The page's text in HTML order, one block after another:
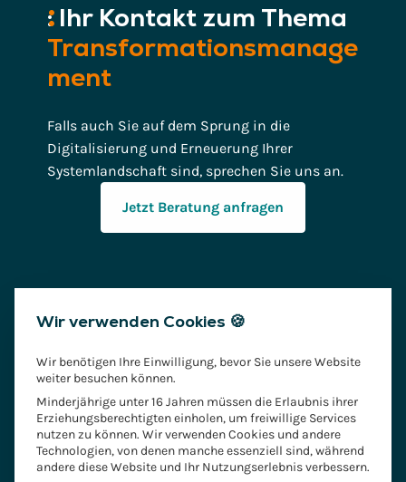
:IhrKontakt zum Thema
Transformationsmanage
ment
Falls auch Sie auf dem Sprung in die
Digitalisierung und Erneuerung Ihrer
Systemlandschaft sind, sprechen Sie uns an.
Jetzt Beratung anfragen
Wir verwenden Cookies 🍪
Wir benötigen Ihre Einwilligung, bevor Sie unsere Website
weiter besuchen können.
Minderjährige unter 16 Jahren müssen die Erlaubnis ihrer
Erziehungsberechtigten einholen, um freiwillige Services
nutzen zu können. Wir verwenden Cookies und andere
Technologien, von denen manche essenziell sind, während
andere diese Website und Ihr Nutzungserlebnis verbessern.